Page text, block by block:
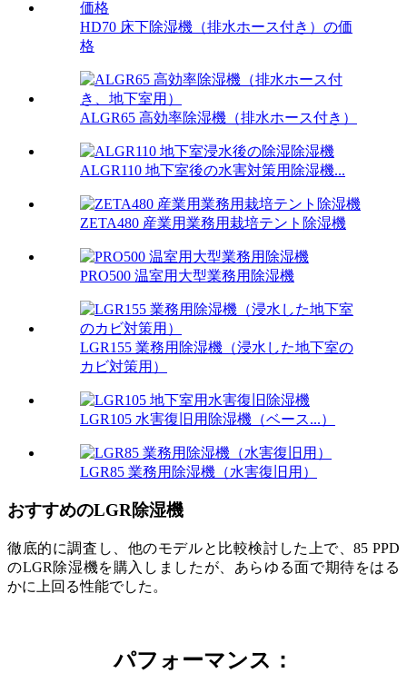
HD70 床下除湿機（排水ホース付き）の価
格
ALGR65 高効率除湿機（排水ホース付き）
ALGR110 地下室後の水害対策用除湿機...
ZETA480 産業用業務用栽培テント除湿機
PRO500 温室用大型業務用除湿機
LGR155 業務用除湿機（浸水した地下室の
カビ対策用）
LGR105 水害復旧用除湿機（ベース...）
LGR85 業務用除湿機（水害復旧用）
おすすめのLGR除湿機
徹底的に調査し、他のモデルと比較検討した上で、85 PPD
のLGR除湿機を購入しましたが、あらゆる面で期待をはる
かに上回る性能でした。
パフォーマンス：